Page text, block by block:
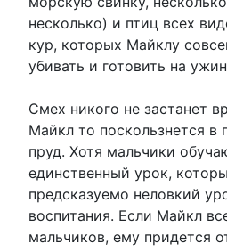
несколько) и птиц всех
кур, которых Майклу
убивать и готовить на
Смех никого не застанет
Майкл то поскользнется в
пруд. Хотя мальчики
единственный урок,
предсказуемо неловкий
воспитания. Если Майкл
мальчиков, ему придется